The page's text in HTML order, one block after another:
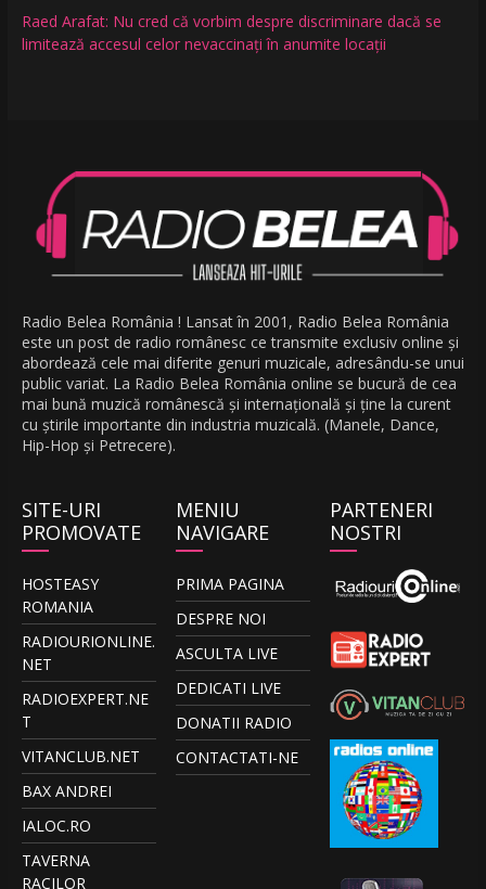
Raed Arafat: Nu cred că vorbim despre discriminare dacă se
limitează accesul celor nevaccinați în anumite locații
Radio Belea România ! Lansat în 2001, Radio Belea România
este un post de radio românesc ce transmite exclusiv online și
abordează cele mai diferite genuri muzicale, adresându-se unui
public variat. La Radio Belea România online se bucură de cea
mai bună muzică românescă și internațională și ține la curent
cu știrile importante din industria muzicală. (Manele, Dance,
Hip-Hop și Petrecere).
SITE-URI
PROMOVATE
HOSTEASY
ROMANIA
RADIOURIONLINE.
NET
RADIOEXPERT.NE
T
VITANCLUB.NET
BAX ANDREI
IALOC.RO
TAVERNA
RACILOR
MENIU
NAVIGARE
PRIMA PAGINA
DESPRE NOI
ASCULTA LIVE
DEDICATI LIVE
DONATII RADIO
CONTACTATI-NE
PARTENERI
NOSTRI